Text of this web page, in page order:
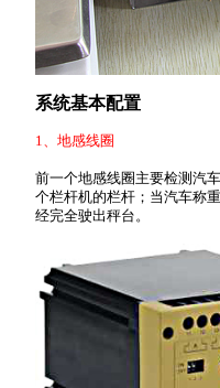
系统基本配置
1、地感线圈
前一个地感线圈主要检测汽
个栏杆机的栏杆；当汽车称
经完全驶出秤台。